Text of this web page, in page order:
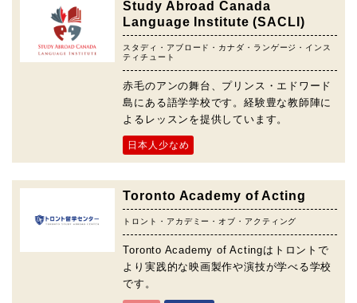
Study Abroad Canada
Language Institute (SACLI)
スタディ・アブロード・カナダ・ランゲージ・インス
ティチュート
赤毛のアンの舞台、プリンス・エドワード
島にある語学学校です。経験豊な教師陣に
よるレッスンを提供しています。
日本人少なめ
Toronto Academy of Acting
トロント・アカデミー・オブ・アクティング
Toronto Academy of Actingはトロントで
より実践的な映画製作や演技が学べる学校
です。